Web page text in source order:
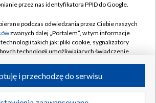
Kontakt
Kanały
Polska S.A. w likwidacji
przez nas identyfikatora PPID do Google.
podczas odwiedzania przez Ciebie naszych
zwanych dalej „Portalem”, w tym informacje
takich jak: pliki cookie, sygnalizatory
technologii umożliwiających świadczenie
podczas odwiedzania przez Ciebie
i przechodzę do serwisu